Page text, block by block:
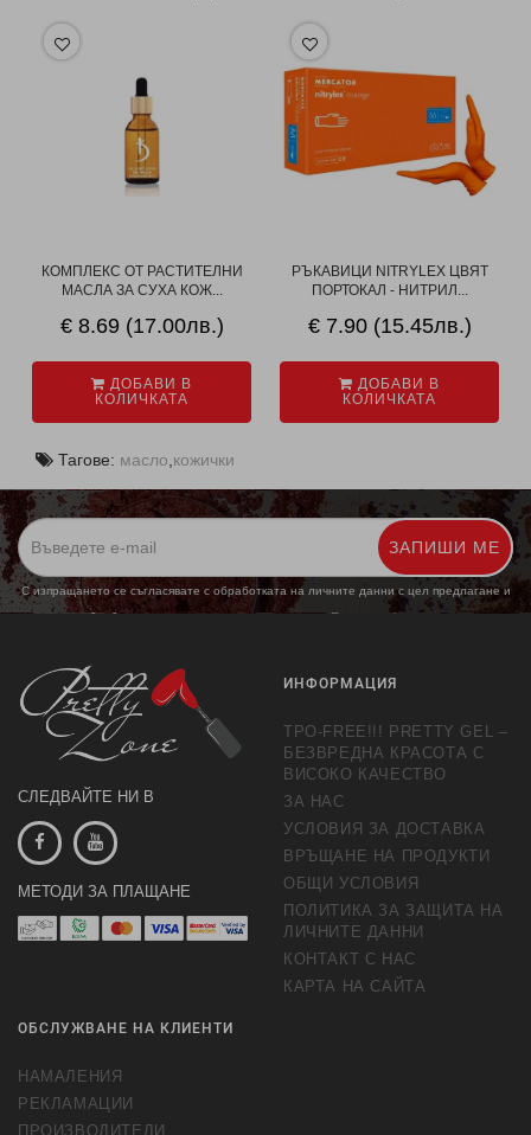
КОМПЛЕКС ОТ РАСТИТЕЛНИ
МАСЛА ЗА СУХА КОЖ...
€ 8.69 (17.00лв.)
ДОБАВИ В
КОЛИЧКАТА
РЪКАВИЦИ NITRYLEX ЦВЯТ
ПОРТОКАЛ - НИТРИЛ...
€ 7.90 (15.45лв.)
ДОБАВИ В
КОЛИЧКАТА
Тагове: масло кожички
ЗАПИШИ МЕ
С изпращането се съгласявате с обработката на личните данни с цел предлагане и
обработка на маркетингови предложения. Повече информация
СЛЕДВАЙТЕ НИ В
МЕТОДИ ЗА ПЛАЩАНЕ
ИНФОРМАЦИЯ
TPO-FREE!!! PRETTY GEL –
БЕЗВРЕДНА КРАСОТА С
ВИСОКО КАЧЕСТВО
ЗА НАС
УСЛОВИЯ ЗА ДОСТАВКА
ВРЪЩАНЕ НА ПРОДУКТИ
ОБЩИ УСЛОВИЯ
ПОЛИТИКА ЗА ЗАЩИТА НА
ЛИЧНИТЕ ДАННИ
КОНТАКТ С НАС
КАРТА НА САЙТА
ОБСЛУЖВАНЕ НА КЛИЕНТИ
НАМАЛЕНИЯ
РЕКЛАМАЦИИ
ПРОИЗВОДИТЕЛИ